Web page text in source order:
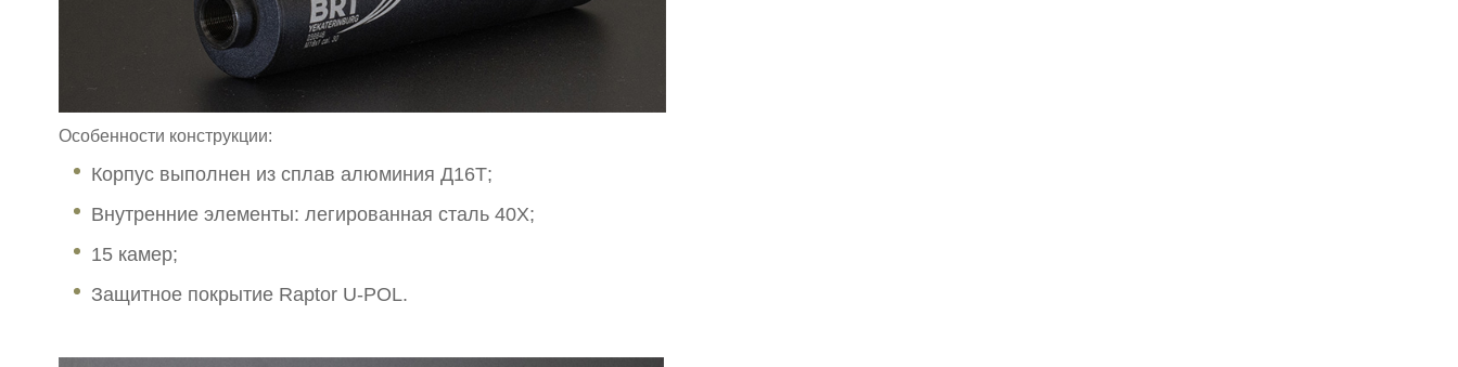
Особенности конструкции:
Корпус выполнен из сплав алюминия Д16Т;
Внутренние элементы: легированная сталь 40Х;
15 камер;
Защитное покрытие Raptor U-POL.